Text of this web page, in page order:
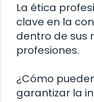
La ética
clave en la
dentro de sus
profesiones.
¿Cómo
garantizar la